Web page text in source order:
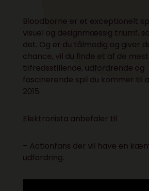
Bloodborne er et exceptionelt
visuel og designmæssig triumf,
det. Og er du tålmodig og giver
chance, vil du finde et af de mest
tilfredsstillende, udfordrende og
fascinerende spil du kommer til
2015.
Elektronista anbefaler til
– Actionfans der vil have en
udfordring.